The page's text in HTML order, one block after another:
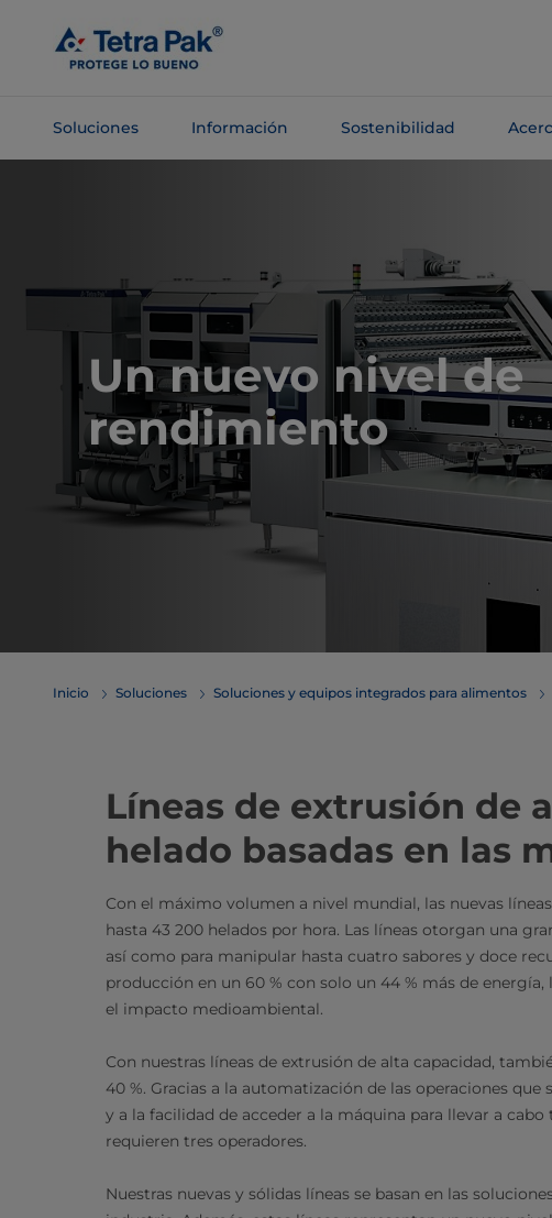
contenido
principal
Soluciones Información Sostenibilidad
Un nuevo nivel de
rendimiento
Inicio Soluciones Soluciones y equipos integrados para alimentos
Líneas de extrusión de
helado basadas en las
Con el máximo volumen a nivel mundial, las nuevas
hasta 43 200 helados por hora. Las líneas otorgan una
así como para manipular hasta cuatro sabores y doce
producción en un 60 % con solo un 44 % más de
el impacto medioambiental.
Con nuestras líneas de extrusión de alta capacidad,
40 %. Gracias a la automatización de las operaciones
y a la facilidad de acceder a la máquina para llevar a
requieren tres operadores.
Nuestras nuevas y sólidas líneas se basan en las